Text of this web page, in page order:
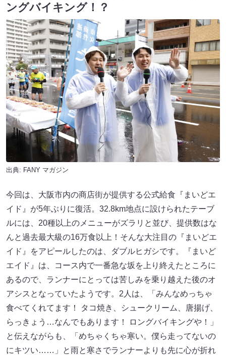
ングバイキング！？
出典: FANY マガジン
今回は、大阪市内の商店街が提供する公式給食『まいどエ
イド』が5年ぶりに復活。32.8km地点に設けられたテーブ
ルには、20種以上のメニューがズラリと並び、提供数はな
んと過去最大級の16万食以上！そんな大注目の『まいどエ
イド』をアピールしたのは、ダブルヒガシです。『まいど
エイド』は、コース内で一番急な坂を上り終えたところに
あるので、ランナーにとっては苦しみを乗り越えた後のオ
アシスとなっていたようです。2人は、「みんなめっちゃ
食べてくれてます！ タコ焼き、シュークリーム、唐揚げ、
らっきょう…なんでもあります！ ロングバイキングや！」
と伝えながらも、「めちゃくちゃ寒い。僕ら走ってないの
にキツい……」と雨と寒さでランナーよりも先に心が折れ